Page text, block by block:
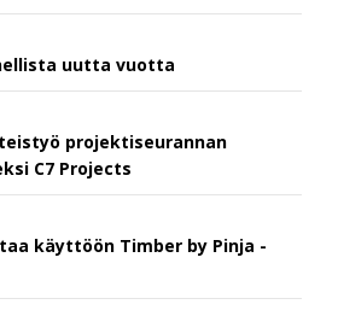
uutta vuotta
projektiseurannan
C7 Projects
käyttöön Timber by Pinja -